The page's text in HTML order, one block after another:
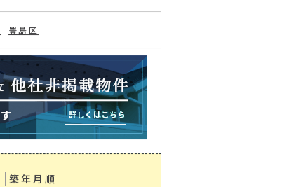
豊島区
築年月順